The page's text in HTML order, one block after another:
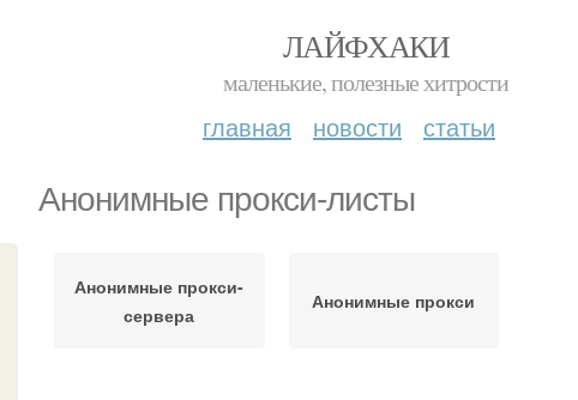
ЛАЙФХАКИ
маленькие, полезные хитрости
главная новости статьи
Анонимные прокси-листы
Анонимные прокси-
сервера
Анонимные прокси